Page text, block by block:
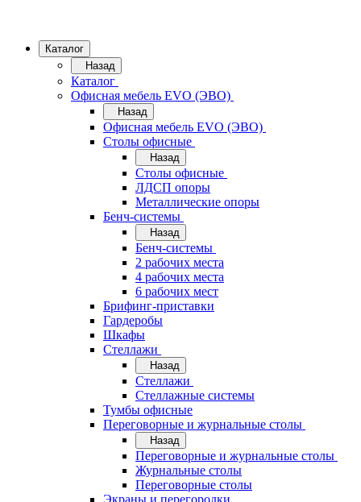
Каталог
Назад
Каталог
Офисная мебель EVO (ЭВО)
Назад
Офисная мебель EVO (ЭВО)
Cтолы офисные
Назад
Cтолы офисные
ЛДСП опоры
Металлические опоры
Бенч-системы
Назад
Бенч-системы
2 рабочих места
4 рабочих места
6 рабочих мест
Брифинг-приставки
Гардеробы
Шкафы
Стеллажи
Назад
Стеллажи
Стеллажные системы
Тумбы офисные
Переговорные и журнальные столы
Назад
Переговорные и журнальные столы
Журнальные столы
Переговорные столы
Экраны и перегородки